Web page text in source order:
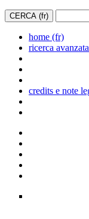
home (fr)
ricerca
credits e note